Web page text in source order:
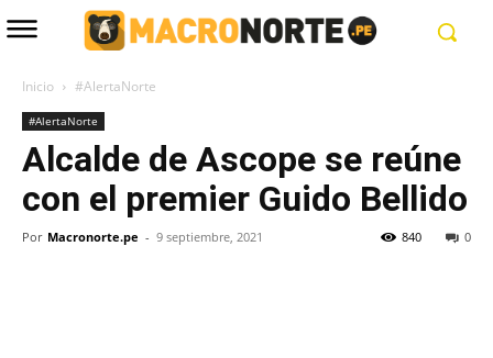
Inicio #AlertaNorte
#AlertaNorte
Alcalde de Ascope se reúne
con el premier Guido Bellido
Por Macronorte.pe - 9 septiembre, 2021 0
840